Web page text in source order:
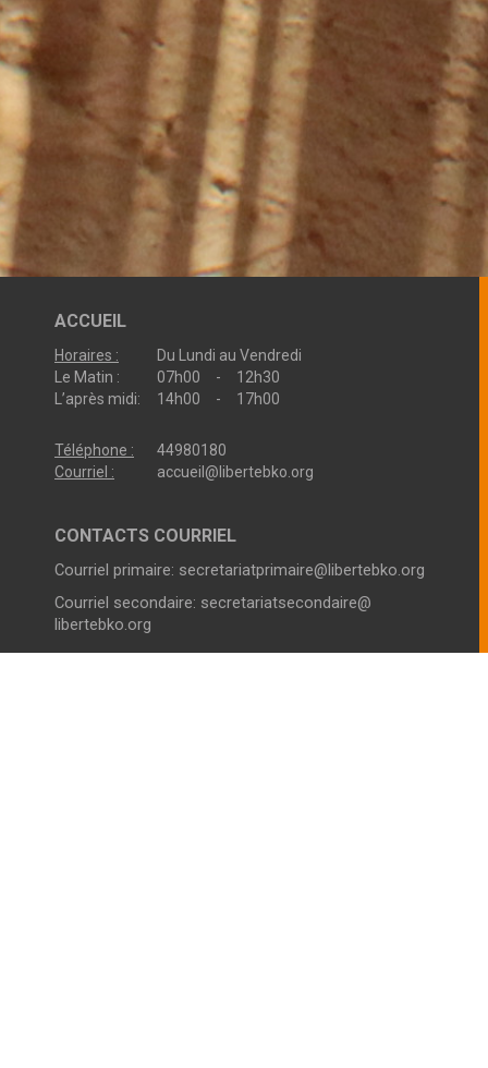
ACCUEIL
Horaires :
Le Matin :
L’après midi:
Du Lundi au Vendredi
07h00 - 12h30
14h00 - 17h00
Téléphone :
Courriel :
44980180
accueil@libertebko.org
CONTACTS COURRIEL
Courriel primaire: secretariatprimaire@libertebko.org
Courriel secondaire: secretariatsecondaire@
libertebko.org